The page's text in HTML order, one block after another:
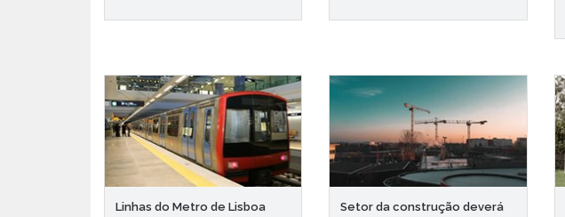
Linhas do Metro de Lisboa
Setor da construção deverá